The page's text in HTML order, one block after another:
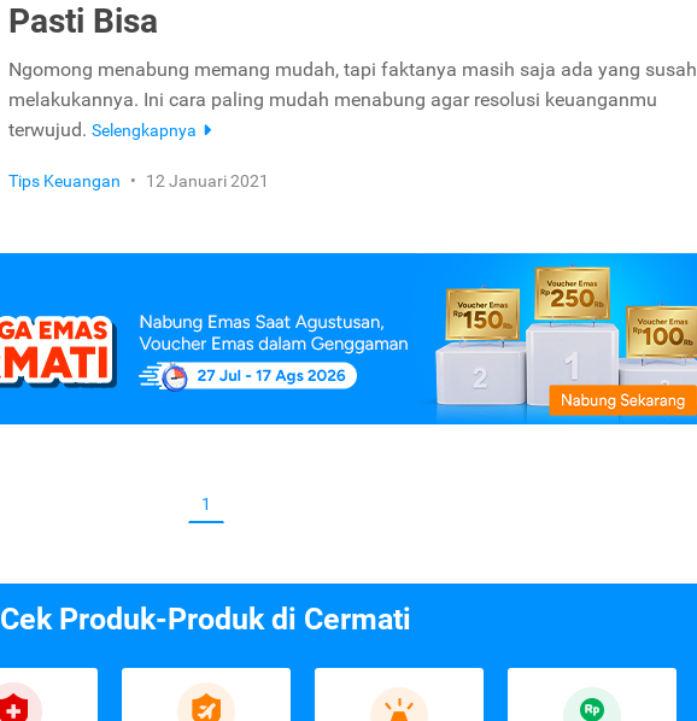
Pasti Bisa
Ngomong menabung memang mudah, tapi faktanya masih saja ada yang susah
melakukannya. Ini cara paling mudah menabung agar resolusi keuanganmu
terwujud. Selengkapnya
Tips Keuangan • 12 Januari 2021
1
Cek Produk-Produk di Cermati